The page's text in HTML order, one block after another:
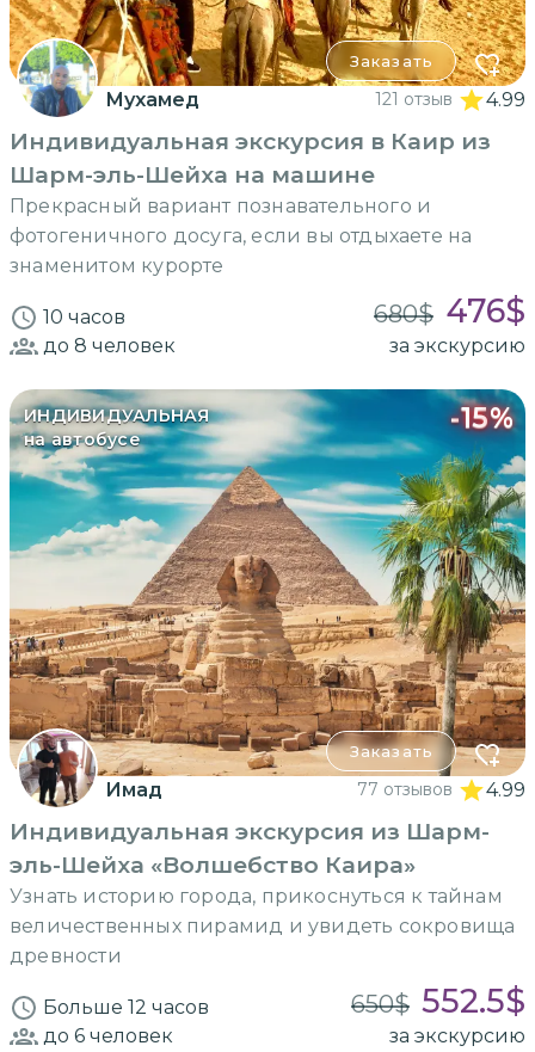
Заказать
Мухамед 121 отзыв 4.99
Индивидуальная экскурсия в Каир из
Шарм-эль-Шейха на машине
Прекрасный вариант познавательного и
фотогеничного досуга, если вы отдыхаете на
знаменитом курорте
10 часов 680$ 476$
до 8 человек за экскурсию
ИНДИВИДУАЛЬНАЯ
на автобусе
-15%
Заказать
Имад 77 отзывов 4.99
Индивидуальная экскурсия из Шарм-
эль-Шейха «Волшебство Каира»
Узнать историю города, прикоснуться к тайнам
величественных пирамид и увидеть сокровища
древности
Больше 12 часов 650$ 552.5$
до 6 человек за экскурсию